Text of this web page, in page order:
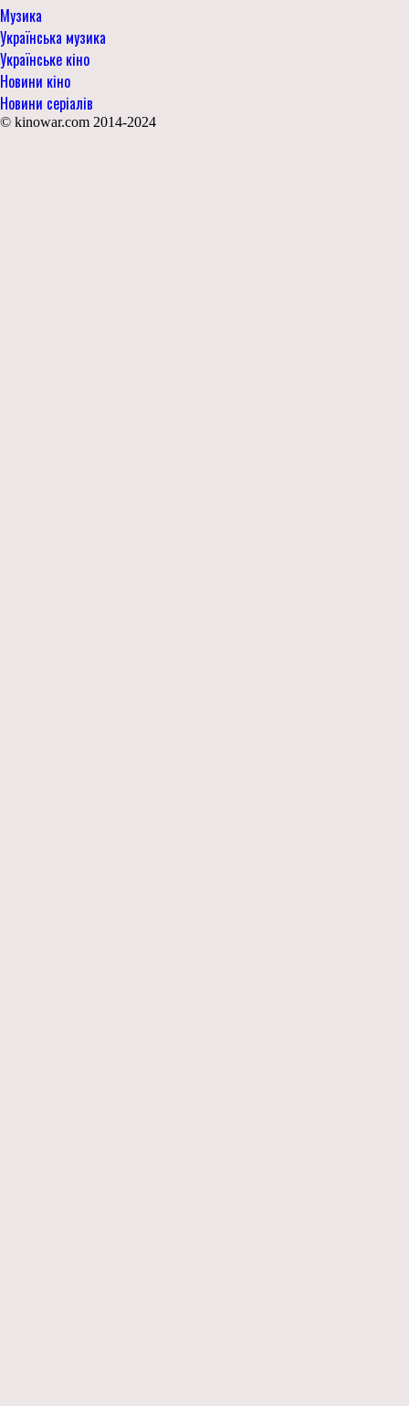
Музика
Українська музика
Українське кіно
Новини кіно
Новини серіалів
© kinowar.com 2014-2024